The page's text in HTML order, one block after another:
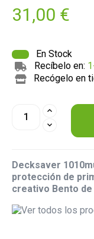
31,00 €
En Stock
Recíbelo en:
Recógelo en
Decksaver
protección de
creativo Bento de